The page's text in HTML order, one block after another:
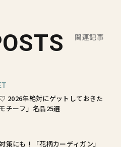
関連記事
2026年絶対にゲットしておきた
チーフ」名品25選
策にも！「花柄カーディガン」